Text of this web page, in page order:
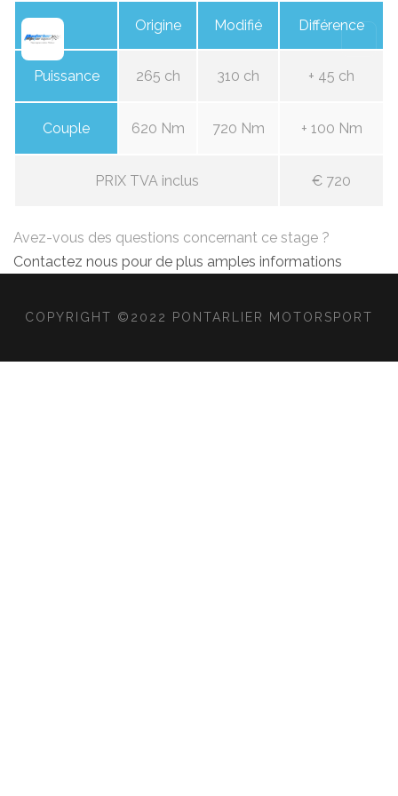
Origine Modifié Différence
Puissance 265 ch 310 ch + 45 ch
Couple 620 Nm 720 Nm + 100 Nm
PRIX TVA inclus € 720
Avez-vous des questions concernant ce stage ?
Contactez nous pour de plus amples informations
COPYRIGHT ©2022 PONTARLIER MOTORSPORT